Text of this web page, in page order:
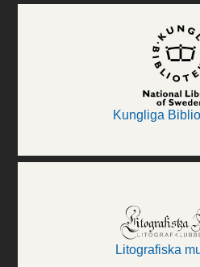
Kungliga
Litografiska